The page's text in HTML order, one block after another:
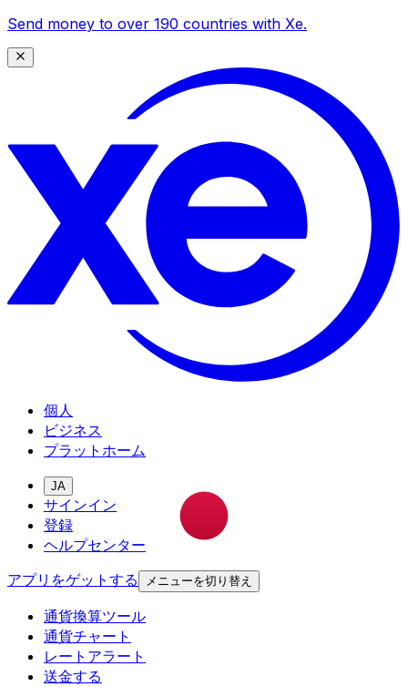
Send money to over 190 countries with Xe.
個人
ビジネス
プラットホーム
JA
サインイン
登録
ヘルプセンター
アプリをゲットする
メニューを切り替え
通貨換算ツール
通貨チャート
レートアラート
送金する